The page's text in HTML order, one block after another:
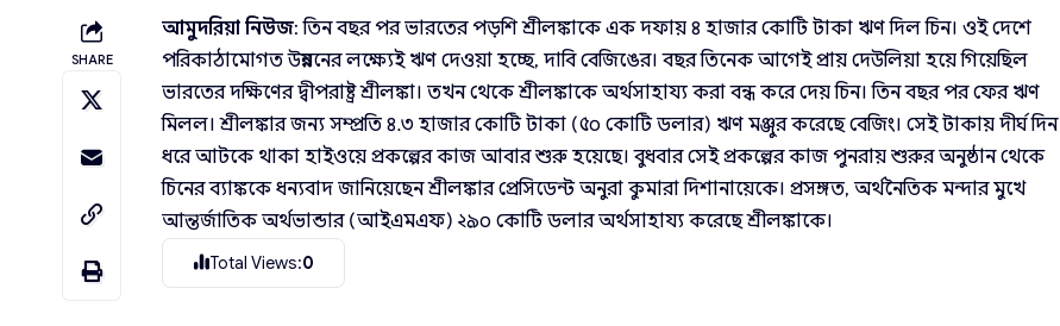
SHARE
আমুদরিয়া নিউজ: তিন বছর পর ভারতের পড়শি শ্রীলঙ্কাকে এক দফায় ৪ হাজার কোটি টাকা ঋণ দিল চিন। ওই দেশে
পরিকাঠামোগত উন্নয়নের লক্ষ্যেই ঋণ দেওয়া হচ্ছে, দাবি বেজিঙের। বছর তিনেক আগেই প্রায় দেউলিয়া হয়ে গিয়েছিল
ভারতের দক্ষিণের দ্বীপরাষ্ট্র শ্রীলঙ্কা। তখন থেকে শ্রীলঙ্কাকে অর্থসাহায্য করা বন্ধ করে দেয় চিন। তিন বছর পর ফের ঋণ
মিলল। শ্রীলঙ্কার জন্য সম্প্রতি ৪.৩ হাজার কোটি টাকা (৫০ কোটি ডলার) ঋণ মঞ্জুর করেছে বেজিং। সেই টাকায় দীর্ঘ দিন
ধরে আটকে থাকা হাইওয়ে প্রকল্পের কাজ আবার শুরু হয়েছে। বুধবার সেই প্রকল্পের কাজ পুনরায় শুরুর অনুষ্ঠান থেকে
চিনের ব্যাঙ্ককে ধন্যবাদ জানিয়েছেন শ্রীলঙ্কার প্রেসিডেন্ট অনুরা কুমারা দিশানায়েকে। প্রসঙ্গত, অর্থনৈতিক মন্দার মুখে
আন্তর্জাতিক অর্থভান্ডার (আইএমএফ) ২৯০ কোটি ডলার অর্থসাহায্য করেছে শ্রীলঙ্কাকে।
Total Views:0